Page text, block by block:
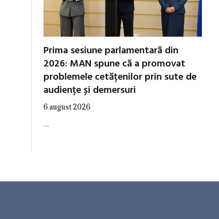
Prima sesiune parlamentară din
2026: MAN spune că a promovat
problemele cetățenilor prin sute de
audiențe și demersuri
6 august 2026
…